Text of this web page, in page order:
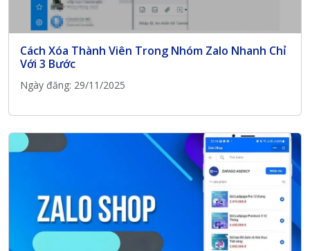
Cách Xóa Thành Viên Trong Nhóm Zalo Nhanh Chỉ
Với 3 Bước
Ngày đăng: 29/11/2025